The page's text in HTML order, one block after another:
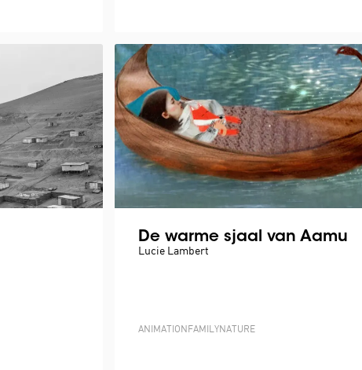
De warme sjaal van Aamu
Lucie Lambert
ANIMATION FAMILY NATURE